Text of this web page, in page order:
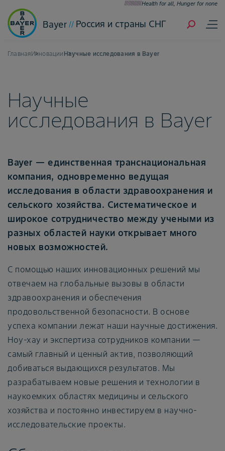
Health for all, Hunger for none
Bayer Россия и страны СНГ
ГлавнаяИнновации Научные исследования в Bayer
Научные
исследования в Bayer
Bayer — единственная транснациональная
компания, одновременно ведущая
исследования в области здравоохранения и
сельского хозяйства. Систематическое и
широкое сотрудничество между учеными из
разных областей науки открывает много
новых возможностей.
С помощью наших инновационных решений мы
отвечаем на глобальные вызовы в области
здравоохранения и обеспечения
продовольственной безопасности. В основе
успеха компании лежат наши научные достижения.
Ноу-хау и экспертиза сотрудников компании —
самый главный и ценный актив, позволяющий
добиваться выдающихся результатов. Мы
разрабатываем новые решения и технологии в
наукоемких областях медицины и сельского
хозяйства и постоянно инвестируем в научно-
исследовательские проекты.